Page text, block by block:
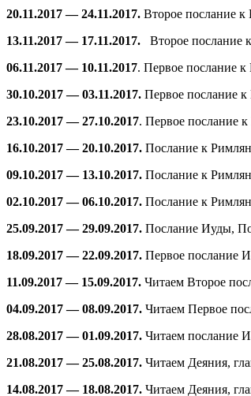
20.11.2017 — 24.11.2017. Второе послание
13.11.2017 — 17.11.2017.
Второе послание
06.11.2017 — 10.11.2017. Первое послание
30.10.2017 — 03.11.2017. Первое послание
23.10.2017 — 27.10.2017. Первое послание
16.10.2017 — 20.10.2017. Послание к
09.10.2017 — 13.10.2017. Послание к
02.10.2017 — 06.10.2017. Послание к
25.09.2017 — 29.09.2017. Послание Иуды,
18.09.2017 — 22.09.2017. Первое послание
11.09.2017 — 15.09.2017. Читаем Второе
04.09.2017 — 08.09.2017. Читаем Первое
28.08.2017 — 01.09.2017. Читаем послание
21.08.2017 — 25.08.2017. Читаем Деяния,
14.08.2017 — 18.08.2017. Читаем Деяния,